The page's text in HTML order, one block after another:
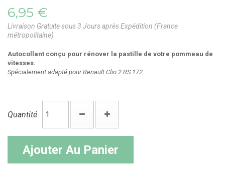
6,95 €
Livraison Gratuite sous 3 Jours après Expédition (France
métropolitaine)
Autocollant conçu pour rénover la pastille de votre pommeau de
vitesses.
Spécialement adapté pour Renault Clio 2 RS 172
Quantité
Ajouter Au Panier